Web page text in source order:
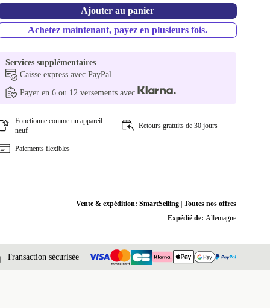
Ajouter au panier
Achetez maintenant, payez en plusieurs fois.
Services supplémentaires
Caisse express avec PayPal
Payer en 6 ou 12 versements avec
Fonctionne comme un appareil
neuf
Retours gratuits de 30 jours
Paiements flexibles
Vente & expédition: SmartSelling| Toutes nos offres
Expédié de: Allemagne
Transaction sécurisée